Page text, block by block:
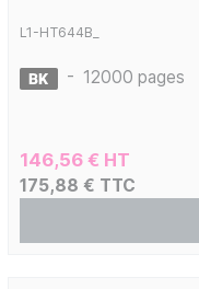
L1-HT644B_
- 12000 pages
146,56 € HT
175,88 € TTC